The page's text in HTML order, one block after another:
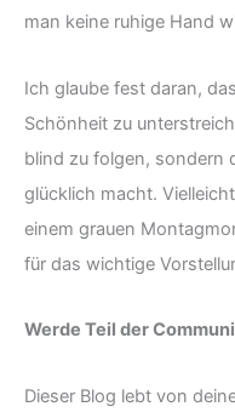
man keine ruhige Hand
Ich glaube fest daran,
Schönheit zu
blind zu folgen, sondern
glücklich macht.
einem grauen
für das wichtige
Werde Teil der
Dieser Blog lebt von